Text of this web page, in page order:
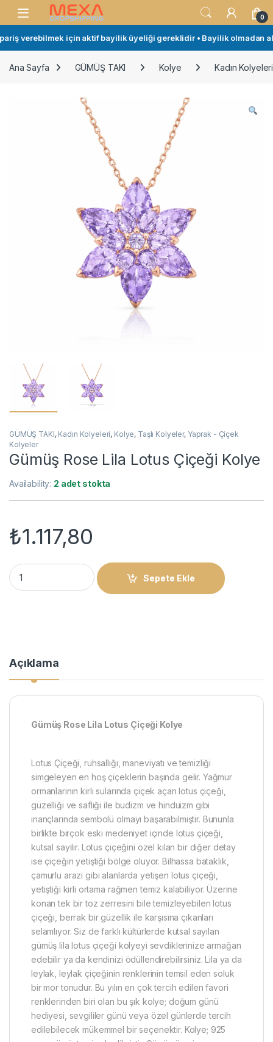
Skip to navigation
Skip to content
Open 0
verebilmek için aktif bayilik üyeliği gereklidir • Bayilik olmadan
Ana Sayfa GÜMÜŞ TAKI Kolye Kadın Kolyeleri
GÜMÜŞ TAKI, Kadın Kolyeleri, Kolye, Taşlı Kolyeler, Yaprak - Çiçek
Kolyeler
Gümüş Rose Lila Lotus Çiçeği Kolye
Availability: 2 adet stokta
₺1.117,80
Gümüş Rose Lila Lotus Çiçeği Kolye quantity
Sepete Ekle
Açıklama
​Gümüş Rose Lila Lotus Çiçeği Kolye
Lotus Çiçeği, ruhsallığı, maneviyatı ve temizliği
simgeleyen en hoş çiçeklerin başında gelir. Yağmur
ormanlarının kirli sularında çiçek açan lotus çiçeği,
güzelliği ve saflığı ile budizm ve hinduizm gibi
inançlarında sembolü olmayı başarabilmiştir. Bununla
birlikte birçok eski medeniyet içinde lotus çiçeği,
kutsal sayılır. Lotus çiçeğini özel kılan bir diğer detay
ise çiçeğin yetiştiği bölge oluyor. Bilhassa bataklık,
çamurlu arazi gibi alanlarda yetişen lotus çiçeği,
yetiştiği kirli ortama rağmen temiz kalabiliyor. Üzerine
konan tek bir toz zerresini bile temizleyebilen lotus
çiçeği, berrak bir güzellik ile karşısına çıkanları
selamlıyor. Siz de farklı kültürlerde kutsal sayılan
gümüş lila lotus çiçeği kolyeyi sevdiklerinize armağan
edebilir ya da kendinizi ödüllendirebilirsiniz. Lila ya da
leylak, leylak çiçeğinin renklerinin temsil eden soluk
bir mor tonudur. Bu yılın en çok tercih edilen favori
renklerinden biri olan bu şık kolye; doğum günü
hediyesi, sevgililer günü veya özel günlerde tercih
edilebilecek mükemmel bir seçenektir. Kolye; 925